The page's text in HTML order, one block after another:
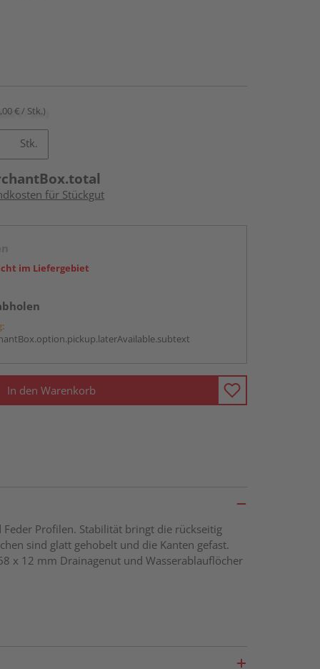
€ / Stk.)
Stk.
für Stückgut
im Liefergebiet
In den Warenkorb
Profilen. Stabilität bringt die rückseitig
sind glatt gehobelt und die Kanten gefast.
x 12 mm Drainagenut und Wasserablauflöcher